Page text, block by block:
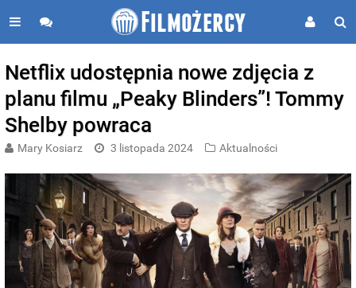
Netflix udostępnia nowe zdjęcia z
planu filmu „Peaky Blinders”! Tommy
Shelby powraca
Mary Kosiarz 3 listopada 2024 Aktualności